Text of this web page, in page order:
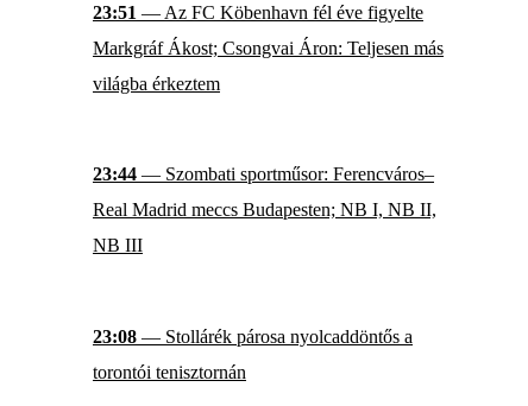
23:51 — Az FC Köbenhavn fél éve figyelte
Markgráf Ákost; Csongvai Áron: Teljesen más
világba érkeztem
23:44 — Szombati sportműsor: Ferencváros–
Real Madrid meccs Budapesten; NB I, NB II,
NB III
23:08 — Stollárék párosa nyolcaddöntős a
torontói tenisztornán